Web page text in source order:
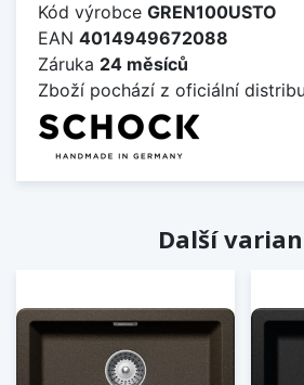
Kód výrobce GREN100USTO
EAN 4014949672088
Záruka 24 měsíců
Zboží pochází z oficiální
Další